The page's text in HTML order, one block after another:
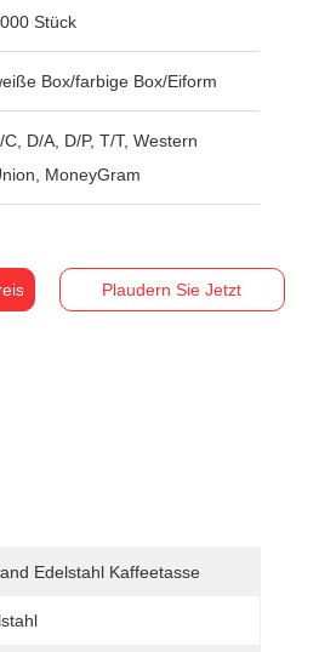
Stück
Box/farbige Box/Eiform
C, D/A, D/P, T/T, Western
MoneyGram
Plaudern Sie Jetzt
Edelstahl Kaffeetasse